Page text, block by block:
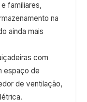
familiares,
na
ainda mais
com
espaço de
de ventilação,